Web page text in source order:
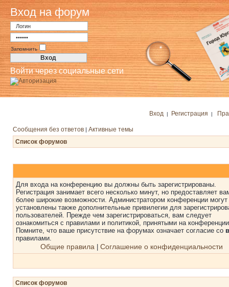
Вход на форум
Запомнить
Войти через социальные сети
Вход | Регистрация |
Сообщения без ответов | Активные темы
Список форумов
Для входа на конференцию вы должны быть зарегистрированы.
Регистрация занимает всего несколько минут, но предоставляет
более широкие возможности. Администратором конференции
установлены также дополнительные привилегии для
пользователей. Прежде чем зарегистрироваться, вам следует
ознакомиться с правилами и политикой, принятыми на
Помните, что ваше присутствие на форумах означает согласие со
правилами.
Общие правила Соглашение о конфиденциальности
Список форумов